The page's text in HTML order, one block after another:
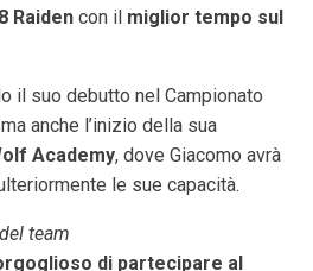
Raiden con il miglior tempo sul
il suo debutto nel Campionato
anche l’inizio della sua
Academy, dove Giacomo avrà
le sue capacità.
team
di partecipare al